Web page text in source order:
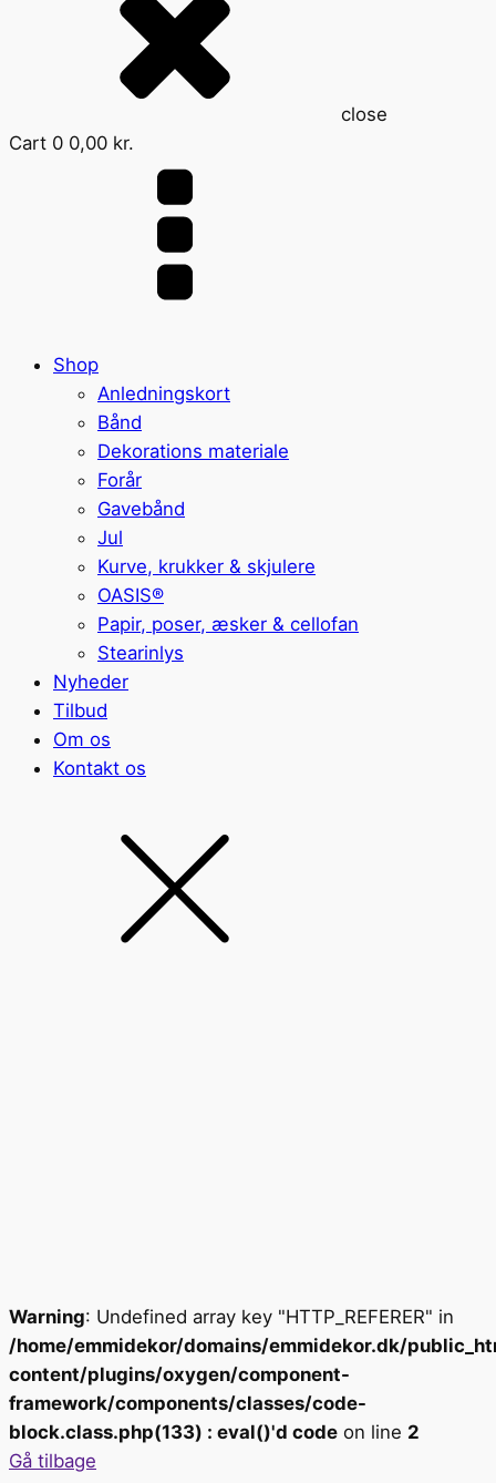
close
Cart 0 0,00 kr.
Shop
Anledningskort
Bånd
Dekorations materiale
Forår
Gavebånd
Jul
Kurve, krukker & skjulere
OASIS®
Papir, poser, æsker & cellofan
Stearinlys
Nyheder
Tilbud
Om os
Kontakt os
Warning: Undefined array key "HTTP_REFERER" in
/home/emmidekor/domains/emmidekor.dk/
content/plugins/oxygen/component-
framework/components/classes/code-
block.class.php(133) : eval()'d code on line 2
Gå tilbage